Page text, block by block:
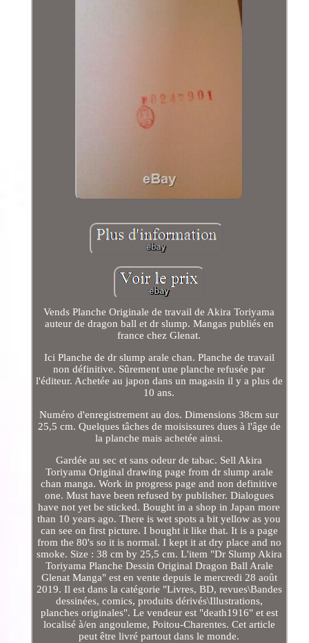
Vends Planche Originale de travail de Akira Toriyama
auteur de dragon ball et dr slump. Mangas publiés en
france chez Glenat.
Ici Planche de dr slump arale chan. Planche de travail
non définitive. Sûrement une planche refusée par
l'éditeur. Achetée au japon dans un magasin il y a plus de
10 ans.
Numéro d'enregistrement au dos. Dimensions 38cm sur
25,5 cm. Quelques tâches de moisissures dues à l'âge de
la planche mais achetée ainsi.
Gardée au sec et sans odeur de tabac. Sell Akira
Toriyama Original drawing page from dr slump arale
chan manga. Work in progress page and non definitive
one. Must have been refused by publisher. Dialogues
have not yet be sticked. Bought in a shop in Japan more
than 10 years ago. There is wet spots a bit yellow as you
can see on first picture. I bought it like that. It is a page
from the 80's so it is normal. I kept it at dry place and no
smoke. Size : 38 cm by 25,5 cm. L'item "Dr Slump Akira
Toriyama Planche Dessin Original Dragon Ball Arale
Glenat Manga" est en vente depuis le mercredi 28 août
2019. Il est dans la catégorie "Livres, BD, revues\Bandes
dessinées, comics, produits dérivés\Illustrations,
planches originales". Le vendeur est "death1916" et est
localisé à/en angouleme, Poitou-Charentes. Cet article
peut être livré partout dans le monde.